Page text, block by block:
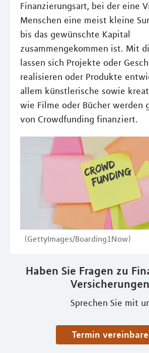
Finanzierungsart, bei der eine
Menschen eine meist kleine
bis das gewünschte Kapital
zusammengekommen ist. Mit
lassen sich Projekte oder
realisieren oder Produkte
allem künstlerische sowie
wie Filme oder Bücher werden
von Crowdfunding finanziert.
(GettyImages/Boarding1Now)
Haben Sie Fragen zu
Sprechen Sie mit
Termin